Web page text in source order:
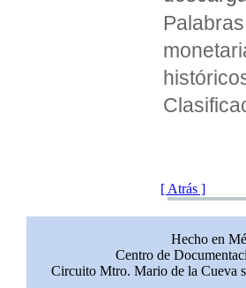
[ Atrás ]
Hecho en
Centro de
Circuito Mtro. Mario de la Cueva